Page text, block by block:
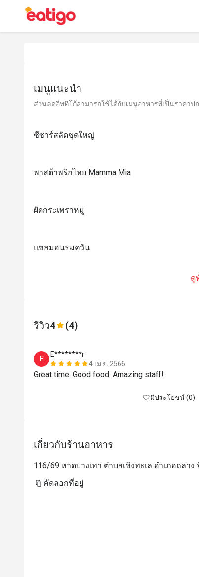
เมนูแนะนำ
ส่วนลดอีททิโก้สามารถใช้ได้กับเมนูอาหารที่เป็นราคาป
ซีซาร์สลัดชุดใหญ่
พาสต้าพริกไทย Mamma Mia
ผัดกระเพราหมู
แซลมอนรมควัน
ดู
รีวิว4 (4)
E
E********r
4 เม.ย. 2566
Great time. Good food. Amazing staff!
มีประโยชน์ (0)
เกี่ยวกับร้านอาหาร
116/69 หาดบางเทา ตำบลเชิงทะเล อำเภอถลาง
คัดลอกที่อยู่